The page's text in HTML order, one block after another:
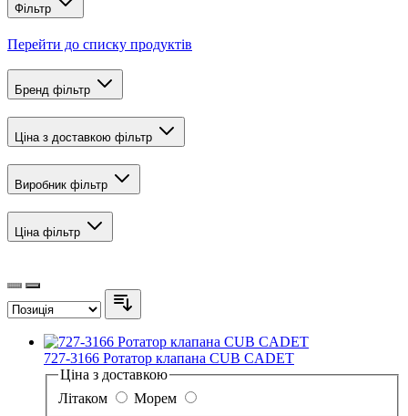
Фільтр
Перейти до списку продуктів
Бренд фільтр
Ціна з доставкою фільтр
Виробник фільтр
Ціна фільтр
727-3166 Ротатор клапана CUB CADET
Ціна з доставкою
Літаком
Морем